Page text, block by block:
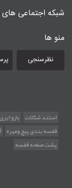
شبکه اجتماعی های
منو ها
نظرسنجی
استند شکلات بازو
قفسه بندی پیچ ومهره
پشت صفحه قفسه